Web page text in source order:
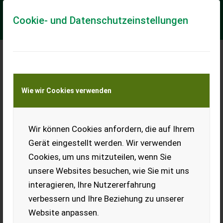
Cookie- und Datenschutzeinstellungen
Wie wir Cookies verwenden
Wir können Cookies anfordern, die auf Ihrem
Gerät eingestellt werden. Wir verwenden
Cookies, um uns mitzuteilen, wenn Sie
unsere Websites besuchen, wie Sie mit uns
interagieren, Ihre Nutzererfahrung
verbessern und Ihre Beziehung zu unserer
Website anpassen.
New Holland T 7050 PC
Erstzulassung 02.08.2007 - mit 234 PS - mit 50 km/h
EUR 48.281 inkl. 20 % MwSt.